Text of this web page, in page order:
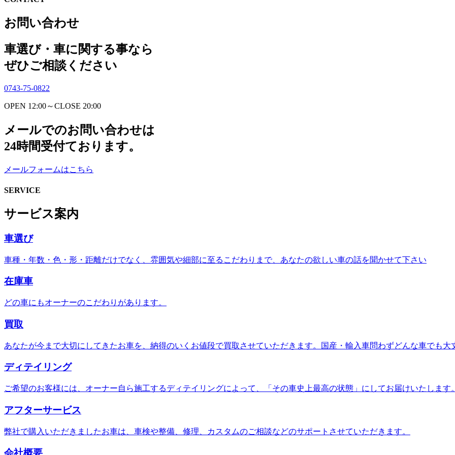
お問い合わせ
車選び・車に関する事なら
ぜひご相談ください
0743-75-0822
OPEN 12:00～CLOSE 20:00
メールでのお問い合わせは
24時間受付ております。
メールフォームはこちら
SERVICE
サービス案内
車選び
車種・年数・色・形・距離だけでなく、雰囲気や細部に至るこだわりまで、あなたの欲しい車の話を聞かせて下さい
在庫車
どの車にもオーナーのこだわりがあります。
買取
あなたが今まで大切にしてきたお車を、納得のいくお値段で買取させていただきます。国産・輸入車問わずどんな車でも大
ディテイリング
ご希望のお客様には、オーナー自ら施工するディテイリングによって、「その車史上最高の状態」にしてお届けいたします。
アフターサービス
弊社で購入いただきましたお車は、車検や整備、修理、カスタムのご相談などのサポートさせていただきます。
会社概要